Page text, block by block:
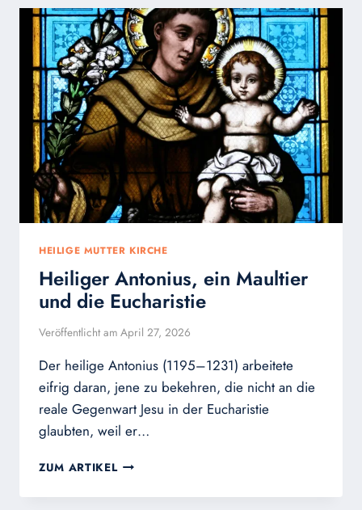
NEUEN
ANBAU
DER
ST.
LOUIS
OF
MONTFORT
ACADEMY
HEILIGE MUTTER KIRCHE
Heiliger Antonius, ein Maultier
und die Eucharistie
Veröffentlicht am April 27, 2026
Der heilige Antonius (1195–1231) arbeitete
eifrig daran, jene zu bekehren, die nicht an die
reale Gegenwart Jesu in der Eucharistie
glaubten, weil er…
ZUM ARTIKEL HEILIGER
EIN